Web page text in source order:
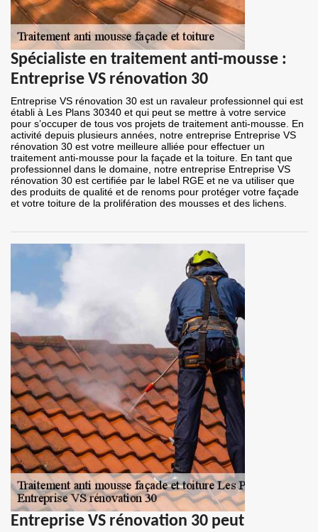
Spécialiste en traitement anti-mousse :
Entreprise VS rénovation 30
Entreprise VS rénovation 30 est un ravaleur professionnel qui est
établi à Les Plans 30340 et qui peut se mettre à votre service
pour s’occuper de tous vos projets de traitement anti-mousse. En
activité depuis plusieurs années, notre entreprise Entreprise VS
rénovation 30 est votre meilleure alliée pour effectuer un
traitement anti-mousse pour la façade et la toiture. En tant que
professionnel dans le domaine, notre entreprise Entreprise VS
rénovation 30 est certifiée par le label RGE et ne va utiliser que
des produits de qualité et de renoms pour protéger votre façade
et votre toiture de la prolifération des mousses et des lichens.
Entreprise VS rénovation 30 peut